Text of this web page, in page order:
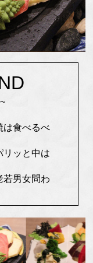
は食べるべ
リッと中は
若男女問わ